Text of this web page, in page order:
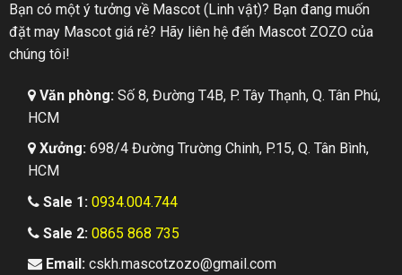
Bạn có một ý tưởng về Mascot (Linh vật)? Bạn đang muốn
đặt may Mascot giá rẻ? Hãy liên hệ đến Mascot ZOZO của
chúng tôi!
Văn phòng:Số 8, Đường T4B, P. Tây Thạnh, Q. Tân Phú,
HCM
Xưởng:698/4 Đường Trường Chinh, P.15, Q. Tân Bình,
HCM
Sale 1: 0934.004.744
Sale 2: 0865 868 735
Email:cskh.mascotzozo@gmail.com